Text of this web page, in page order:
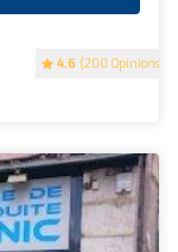
4.6 (200 Opinions)